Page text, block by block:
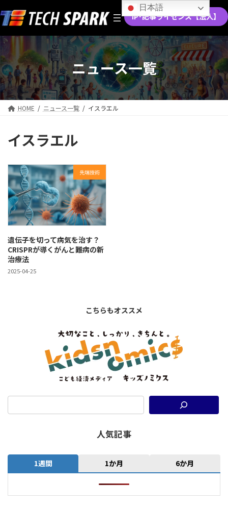
ン
テ
ン
ツ
へ
ス
キ
ッ
プ
ビ
ゲ
ー
シ
ョ
ン
に
移
動
IP･記事ライセンス【法人】
ニュース一覧
HOME ニュース一覧 イスラエル
イスラエル
先端技術
遺伝子を切って病気を治す？
CRISPRが導くがんと難病の新
治療法
2025-04-25
こちらもオススメ
人気記事
1週間 1か月 6か月
日本語